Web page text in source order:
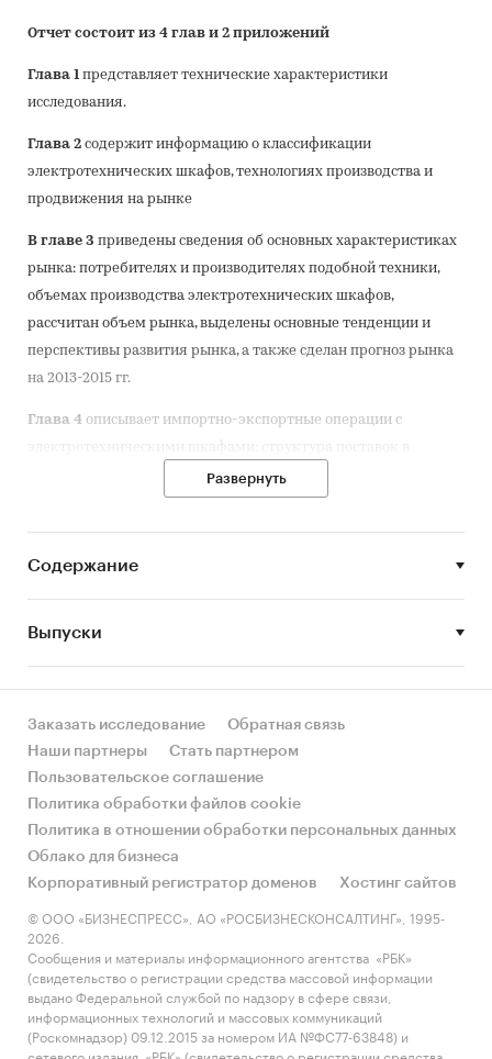
Отчет состоит из 4 глав и 2 приложений
Глава 1представляет технические характеристики
исследования.
Глава 2 содержит информацию о классификации
электротехнических шкафов, технологиях производства и
продвижения на рынке
В главе 3 приведены сведения об основных характеристиках
рынка: потребителях и производителях подобной техники,
объемах производства электротехнических шкафов,
рассчитан объем рынка, выделены основные тенденции и
перспективы развития рынка, а также сделан прогноз рынка
на 2013-2015 гг.
Глава 4 описывает импортно-экспортные операции с
электротехническими шкафами: структура поставок в
разбивке по бренду, стране-изготовителю и компании-
крупнейших мировых производителях шкафов
ВПриложение
развития смежных рынков – рынка стали и российском IT-
рынке
Цель исследования
Задачи исследования:
Определить объем и темпы роста российского рынка
электротехнических шкафов для монтажа оборудования
и шкафов с вмонтированным оборудованием в 2010-2012
Выявить ключевых игроков рынка (основных
производителей) электротехнических шкафов
Проанализировать экспортно-импортные операции по
поставке электротехнических шкафов для монтажа
оборудования в Россию/из России: страны происхождения
Развернуть
Содержание
Выпуски
Заказать исследование
Обратная связь
Наши партнеры
Стать партнером
Пользовательское соглашение
Политика обработки файлов cookie
Политика в отношении обработки персональных данных
Облако для бизнеса
Корпоративный регистратор доменов
Хостинг сайтов
© ООО «БИЗНЕСПРЕСС», АО «РОСБИЗНЕСКОНСАЛТИНГ», 1995-
2026.
Сообщения и материалы информационного агентства «РБК»
(свидетельство о регистрации средства массовой информации
выдано Федеральной службой по надзору в сфере связи,
информационных технологий и массовых коммуникаций
(Роскомнадзор) 09.12.2015 за номером ИА №ФС77-63848) и